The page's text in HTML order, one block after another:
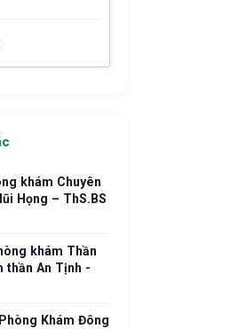
khám Chuyên
Họng – ThS.BS
khám Thần
thần An Tịnh -
Khám Đông